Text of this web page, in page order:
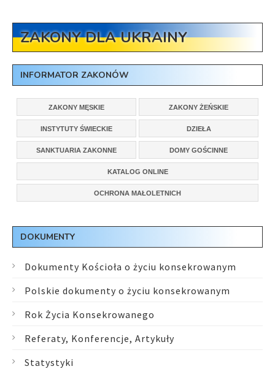
ZAKONY DLA UKRAINY
INFORMATOR ZAKONÓW
ZAKONY MĘSKIE ZAKONY ŻEŃSKIE
INSTYTUTY ŚWIECKIE DZIEŁA
SANKTUARIA ZAKONNE DOMY GOŚCINNE
KATALOG ONLINE
OCHRONA MAŁOLETNICH
DOKUMENTY
Dokumenty Kościoła o życiu konsekrowanym
Polskie dokumenty o życiu konsekrowanym
Rok Życia Konsekrowanego
Referaty, Konferencje, Artykuły
Statystyki